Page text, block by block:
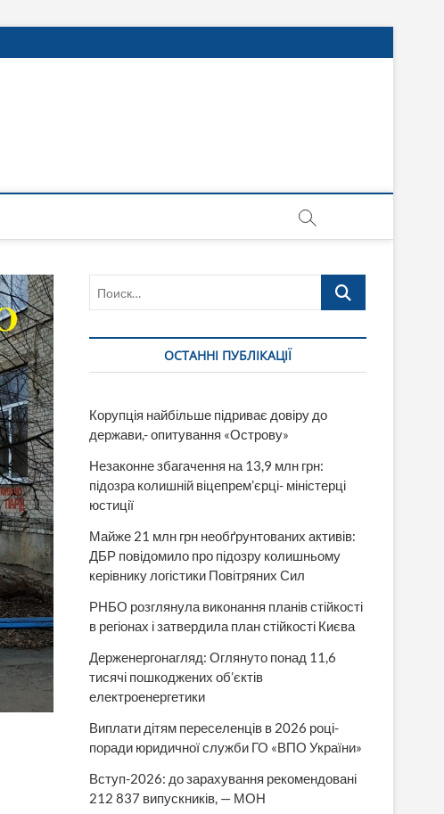
Поиск…
ОСТАННІ ПУБЛІКАЦІЇ
Корупція найбільше підриває довіру до
держави,- опитування «Острову»
Незаконне збагачення на 13,9 млн грн:
підозра колишній віцепрем’єрці- міністерці
юстиції
Майже 21 млн грн необґрунтованих активів:
ДБР повідомило про підозру колишньому
керівнику логістики Повітряних Сил
РНБО розглянула виконання планів стійкості
в регіонах і затвердила план стійкості Києва
Держенергонагляд: Оглянуто понад 11,6
тисячі пошкоджених об’єктів
електроенергетики
Виплати дітям переселенців в 2026 році-
поради юридичної служби ГО «ВПО України»
Вступ-2026: до зарахування рекомендовані
212 837 випускників, — МОН